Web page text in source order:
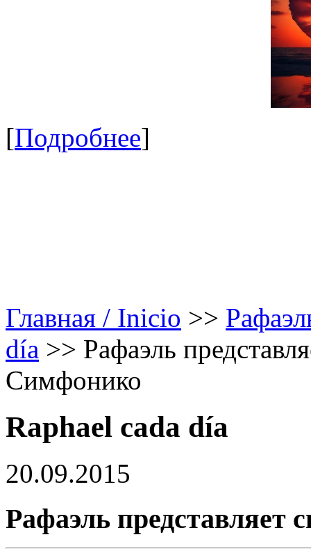
[Подробнее]
Главная / Inicio >>
día >> Рафаэль
Симфонико
Raphael cada día
20.09.2015
Рафаэль